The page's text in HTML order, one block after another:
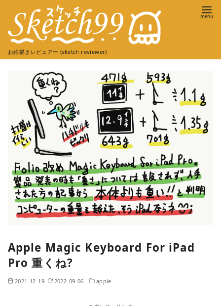
ツ
お絵描きレビュアー (sketch reviewer)
Apple Magic Keyboard For iPad
Pro 重くね?
2021-12-19 2022-09-06 apple